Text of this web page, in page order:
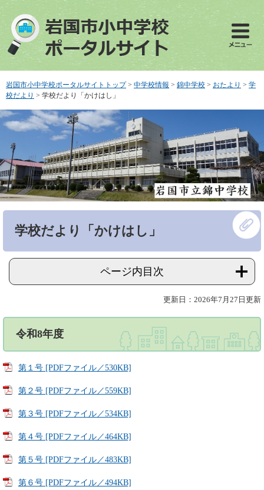
で
す
ば
し
本
文
岩国市小中学校ポータルサイトトップ > 中学校情報 > 錦中学校 > おたより > 学
校だより > 学校だより「かけはし」
学校だより「かけはし」
ページ内目次
更新日：2026年7月27日更新
令和8年度
第１号 [PDFファイル／530KB]
第２号 [PDFファイル／559KB]
第３号 [PDFファイル／534KB]
第４号 [PDFファイル／464KB]
第５号 [PDFファイル／483KB]
第６号 [PDFファイル／494KB]